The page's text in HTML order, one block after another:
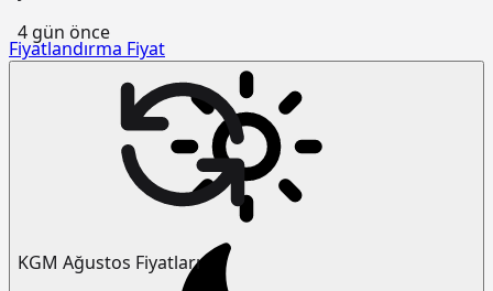
Fiyatlandırma Fiyat
4 gün önce
KGM Ağustos Fiyatları